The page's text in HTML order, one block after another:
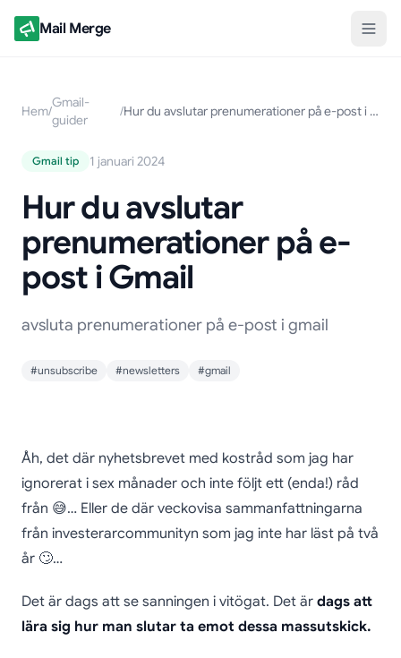
Mail Merge
Hem/
Gmail-
guider
/ Hur du avslutar prenumerationer på e-post i Gmail
Gmail tip 1 januari 2024
Hur du avslutar
prenumerationer på e-
post i Gmail
avsluta prenumerationer på e-post i gmail
#unsubscribe #newsletters #gmail
Hur du avslutar
prenumerationer på e-
post i Gmail
Åh, det där nyhetsbrevet med kostråd som jag har
ignorerat i sex månader och inte följt ett (enda!) råd
från 😅… Eller de där veckovisa sammanfattningarna
från investerarcommunityn som jag inte har läst på två
år 🙄…
Det är dags att se sanningen i vitögat. Det är dags att
lära sig hur man slutar ta emot dessa massutskick.